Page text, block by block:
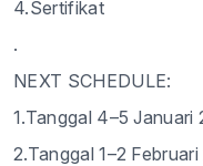
4.Sertifikat
.
NEXT SCHEDULE:
1.Tanggal 4–5 Januari
2.Tanggal 1–2